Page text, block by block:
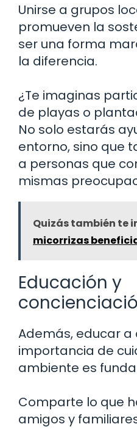
Unirse a grupos
promueven la
ser una forma
la diferencia.
¿Te imaginas
de playas o
No solo estarás
entorno, sino que
a personas que
mismas
Quizás también te
micorrizas
Educación y
Además, educar a
importancia de
ambiente es
Comparte lo que
amigos y